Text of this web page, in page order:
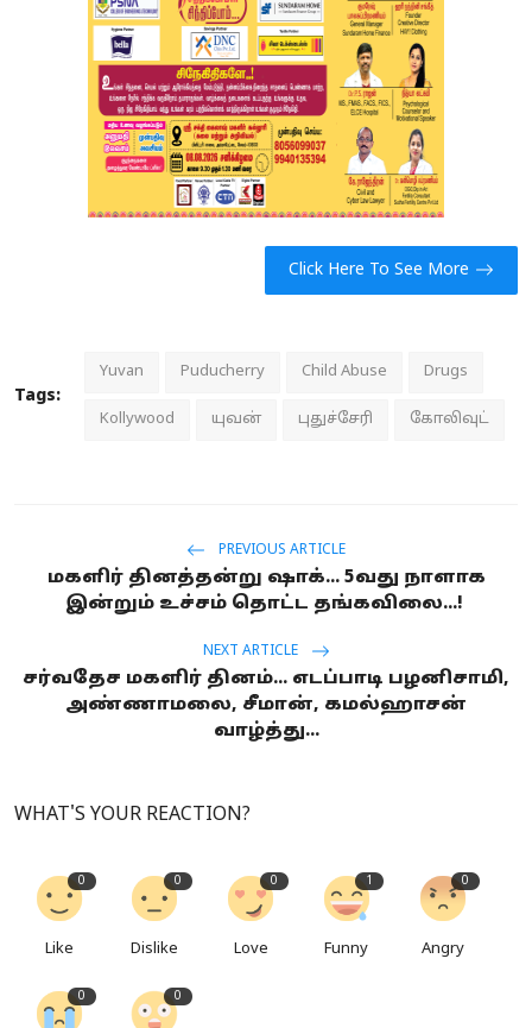
Click Here To See More
Tags:
Yuvan Puducherry Child Abuse Drugs
Kollywood யுவன் புதுச்சேரி கோலிவுட்
PREVIOUS ARTICLE
மகளிர் தினத்தன்று ஷாக்... 5வது நாளாக
இன்றும் உச்சம் தொட்ட தங்கவிலை...!
NEXT ARTICLE
சர்வதேச மகளிர் தினம்... எடப்பாடி பழனிசாமி,
அண்ணாமலை, சீமான், கமல்ஹாசன்
வாழ்த்து...
WHAT'S YOUR REACTION?
0
Like
0
Dislike
0
Love
1
Funny
0
Angry
0 0